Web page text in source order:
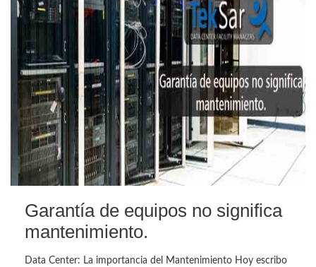
Garantía de equipos no significa
mantenimiento.
Data Center: La importancia del Mantenimiento Hoy escribo